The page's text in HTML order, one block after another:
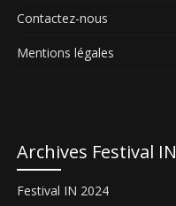
Contactez-nous
Mentions légales
Archives Festival IN
Festival IN 2024